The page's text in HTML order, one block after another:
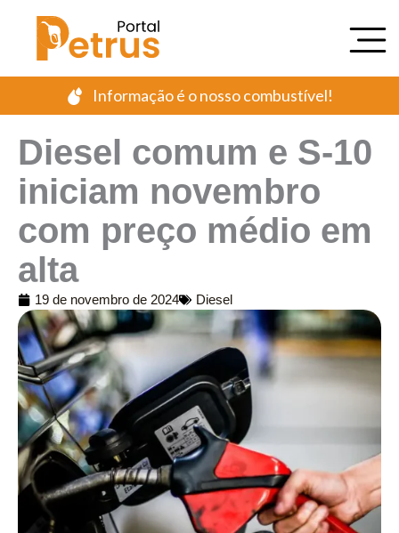
Informação é o nosso combustível!
Diesel comum e S-10
iniciam novembro
com preço médio em
alta
19 de novembro de 2024 Diesel